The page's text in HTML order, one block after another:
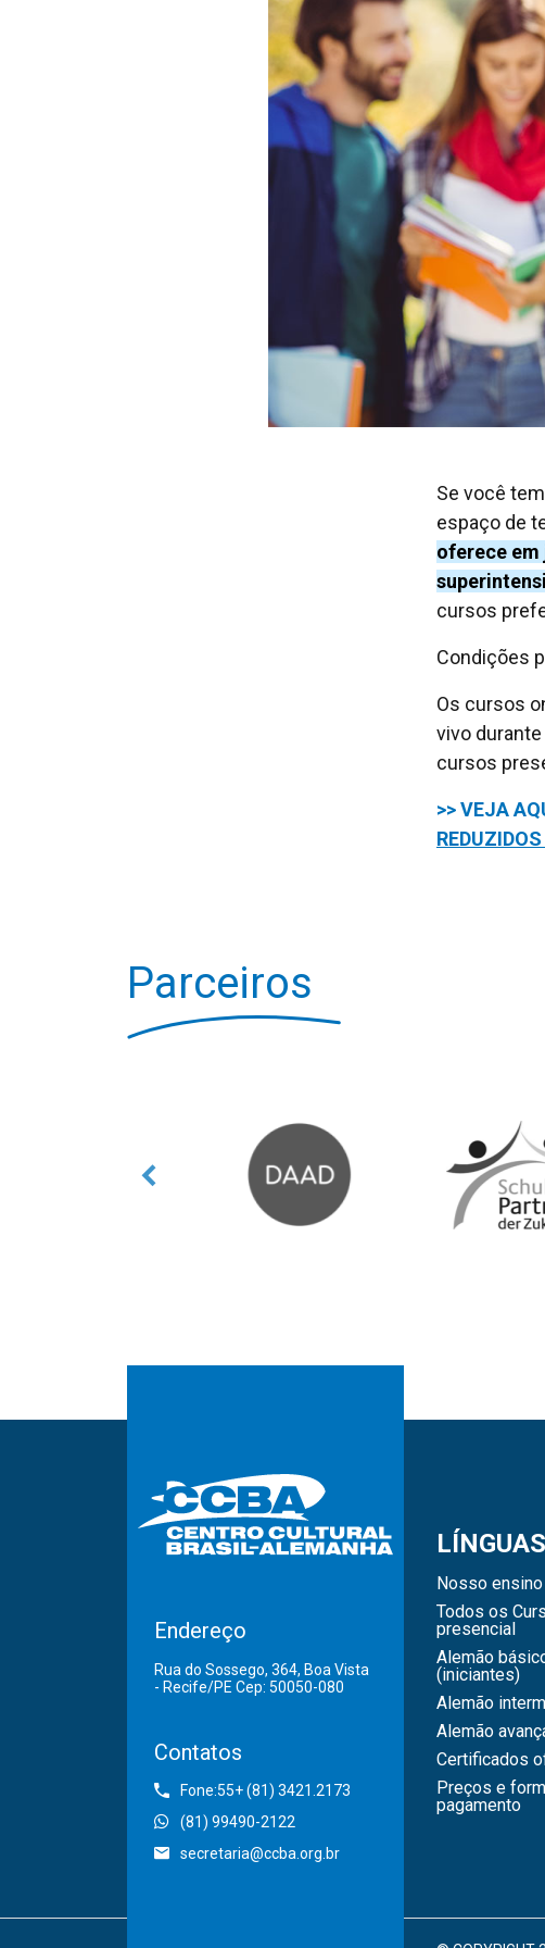
Se você
espaço de
oferece em
cursos
Condições
Os cursos
vivo
cursos
>> VEJA
Parceiros
Endereço
Rua do Sossego, 364, Boa Vista
- Recife/PE Cep: 50050-080
Contatos
Fone:55+ (81) 3421.2173
(81) 99490-2122
secretaria@ccba.org.br
LÍNGUAS
Nosso ensino
Todos os
presencial
Alemão
(iniciantes)
Alemão
Alemão
Certificados
Preços e
pagamento